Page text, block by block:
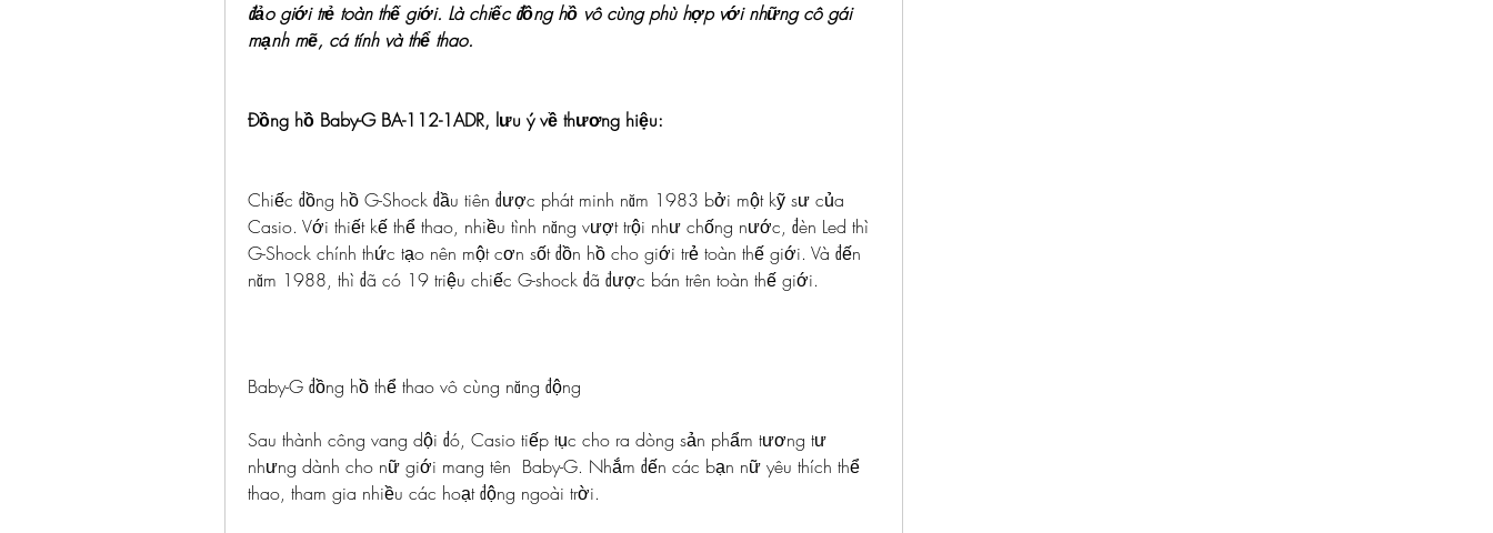
đảo giới trẻ toàn thế giới. Là chiếc đồng hồ vô cùng phù hợp với những cô gái
mạnh mẽ, cá tính và thể thao.
Đồng hồ Baby-G BA-112-1ADR, lưu ý về thương hiệu:
Chiếc đồng hồ G-Shock đầu tiên được phát minh năm 1983 bởi một kỹ sư của
Casio. Với thiết kế thể thao, nhiều tình năng vượt trội như chống nước, đèn Led thì
G-Shock chính thức tạo nên một cơn sốt đồn hồ cho giới trẻ toàn thế giới. Và đến
năm 1988, thì đã có 19 triệu chiếc G-shock đã được bán trên toàn thế giới.
Baby-G đồng hồ thể thao vô cùng năng động
Sau thành công vang dội đó, Casio tiếp tục cho ra dòng sản phẩm tương tư
nhưng dành cho nữ giới mang tên  Baby-G. Nhắm đến các bạn nữ yêu thích thể
thao, tham gia nhiều các hoạt động ngoài trời.